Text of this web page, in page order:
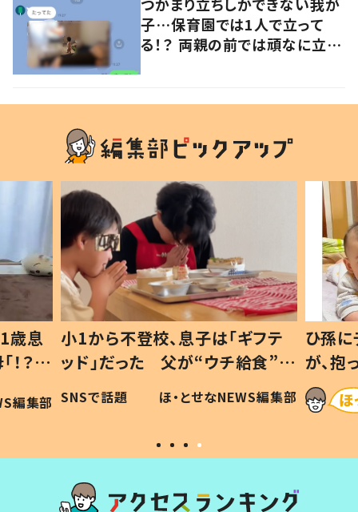
つかまり立ちしかできない我が
子…保育園では1人で立って
る！？ 両親の前では頑なに立た
歳息
？」
編集部
小1から不登校、息子は「ギフテ
ッド」だった 父が“ウチ給食”を
作り続ける理由とは #令和の親
#令和の子
SNSで話題 ほ・とせなNEWS編集部
ひ孫
が、
「涙が
い」